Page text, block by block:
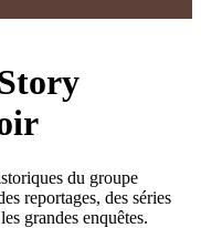
du groupe
reportages, des séries
grandes enquêtes.